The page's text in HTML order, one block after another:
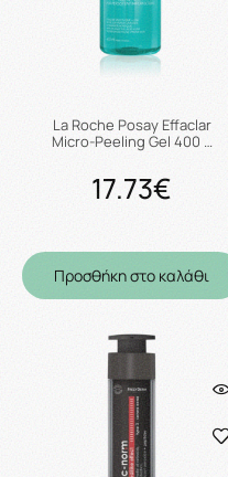
La Roche Posay Effaclar
Micro-Peeling Gel 400 …
17.73€
Προσθήκη στο καλάθι